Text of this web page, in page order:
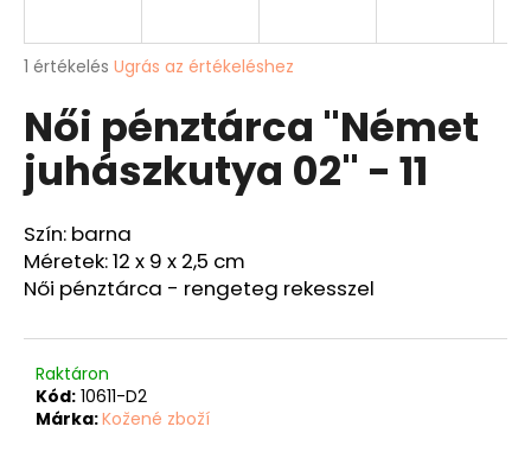
A
átlagos
értékelése
5-
ből
5,0
csillag.
1 értékelés Ugrás az értékeléshez
Női pénztárca "Német
juhászkutya 02" - 11
Szín: barna
Méretek: 12 x 9 x 2,5 cm
Női pénztárca - rengeteg rekesszel
Raktáron
Kód: 10611-D2
Márka:Kožené zboží
A
á
n
j
u
k
BŐRÖV
526